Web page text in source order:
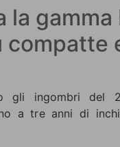
la gamma
gli ingombri del
a tre anni di